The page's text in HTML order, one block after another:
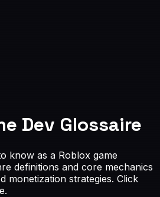
Dev Glossaire
know as a Roblox game
definitions and core mechanics
monetization strategies. Click